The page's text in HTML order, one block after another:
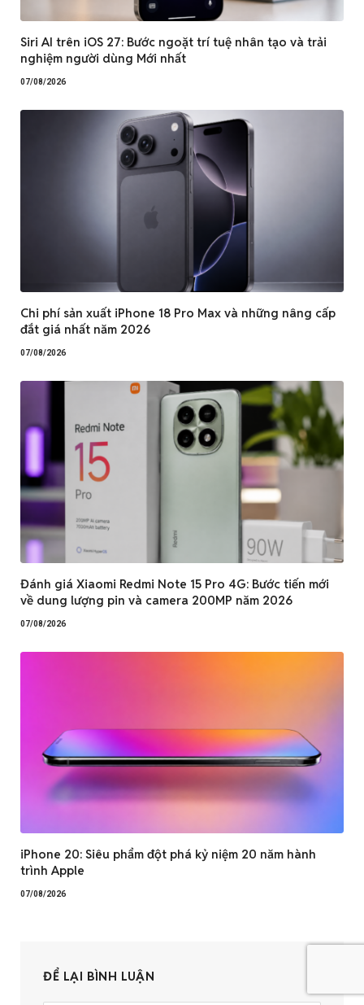
Siri AI trên iOS 27: Bước ngoặt trí tuệ nhân tạo và trải
nghiệm người dùng Mới nhất
07/08/2026
Chi phí sản xuất iPhone 18 Pro Max và những nâng cấp
đắt giá nhất năm 2026
07/08/2026
Đánh giá Xiaomi Redmi Note 15 Pro 4G: Bước tiến mới
về dung lượng pin và camera 200MP năm 2026
07/08/2026
iPhone 20: Siêu phẩm đột phá kỷ niệm 20 năm hành
trình Apple
07/08/2026
ĐỂ LẠI BÌNH LUẬN